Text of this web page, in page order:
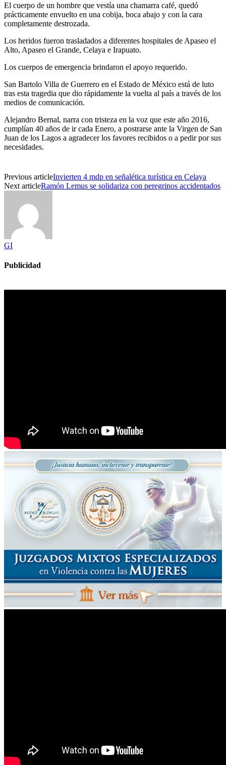
El cuerpo de un hombre que vestía una chamarra café, quedó
prácticamente envuelto en una cobija, boca abajo y con la cara
completamente destrozada.
Los heridos fueron trasladados a diferentes hospitales de Apaseo el
Alto, Apaseo el Grande, Celaya e Irapuato.
Los cuerpos de emergencia brindaron el apoyo requerido.
San Bartolo Villa de Guerrero en el Estado de México está de luto
tras esta tragedia que dio rápidamente la vuelta al país a través de los
medios de comunicación.
Alejandro Bernal, narra con tristeza en la voz que este año 2016,
cumplían 40 años de ir cada Enero, a postrarse ante la Virgen de San
Juan de los Lagos a agradecer los favores recibidos o a pedir por sus
necesidades.
Previous articleInvierten 4 mdp en señalética turística en Celaya
Next articleRamón Lemus se solidariza con peregrinos accidentados
GI
Publicidad